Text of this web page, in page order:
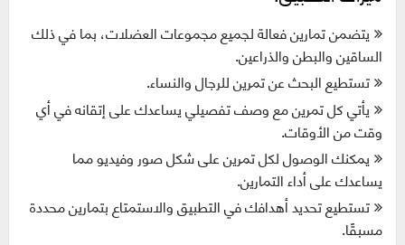
يتضمن تمارين فعالة لجميع مجموعات العضلات، بما في ذلك
الساقين والبطن والذراعين.
تستطيع البحث عن تمرين للرجال والنساء.
يأتي كل تمرين مع وصف تفصيلي يساعدك على إتقانه في أي
وقت من الأوقات.
يمكنك الوصول لكل تمرين على شكل صور وفيديو مما
يساعدك على أداء التمارين.
تستطيع تحديد أهدافك في التطبيق والاستمتاع بتمارين محددة
مسبقًا.